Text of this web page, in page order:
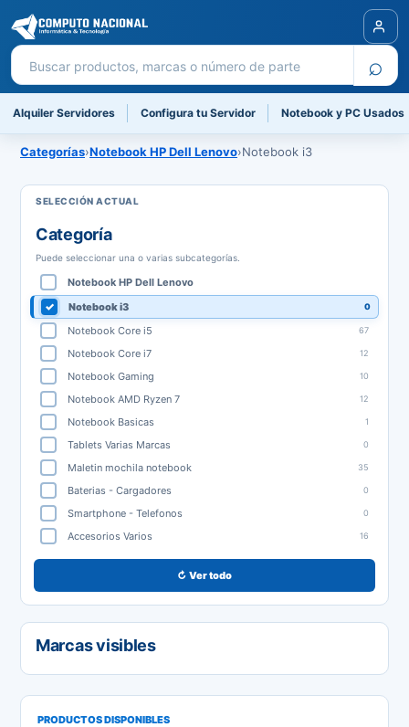
Buscar productos ⌕
Alquiler Servidores Configura tu Servidor Notebook y PC Usados
Categorías›Notebook HP Dell Lenovo›Notebook i3
Categoría
Puede seleccionar una o varias subcategorías.
Notebook HP Dell Lenovo
Notebook i3
0
Notebook Core i5 67
Notebook Core i7 12
Notebook Gaming 10
Notebook AMD Ryzen 7 12
Notebook Basicas 1
Tablets Varias Marcas 0
Maletin mochila notebook 35
Baterias - Cargadores 0
Smartphone - Telefonos 0
Accesorios Varios 16
↻ Ver todo
Marcas visibles
PRODUCTOS DISPONIBLES